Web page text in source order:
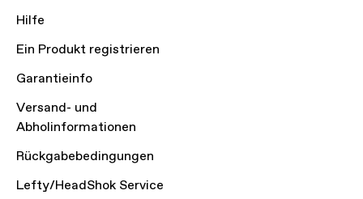
Hilfe
Ein Produkt registrieren
Garantieinfo
Versand- und
Abholinformationen
Rückgabebedingungen
Lefty/HeadShok Service